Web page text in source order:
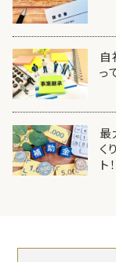
自
っ
最
く
ト！